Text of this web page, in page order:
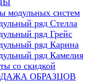
модульных систем
ряд Стелла
ряд Грейс
ряд Карина
ряд Камелия
со скидкой
ОБРАЗЦОВ